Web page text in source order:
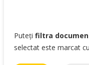
Puteți filtra
selectat este marcat